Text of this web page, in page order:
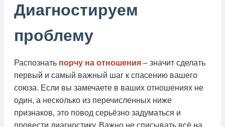
Диагностируем
проблему
Распознать порчу на отношения – значит сделать
первый и самый важный шаг к спасению вашего
союза. Если вы замечаете в ваших отношениях не
один, а несколько из перечисленных ниже
признаков, это повод серьёзно задуматься и
провести диагностику. Важно не списывать всё на